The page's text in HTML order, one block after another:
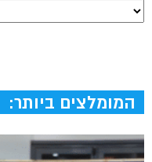
המומלצים ביותר: